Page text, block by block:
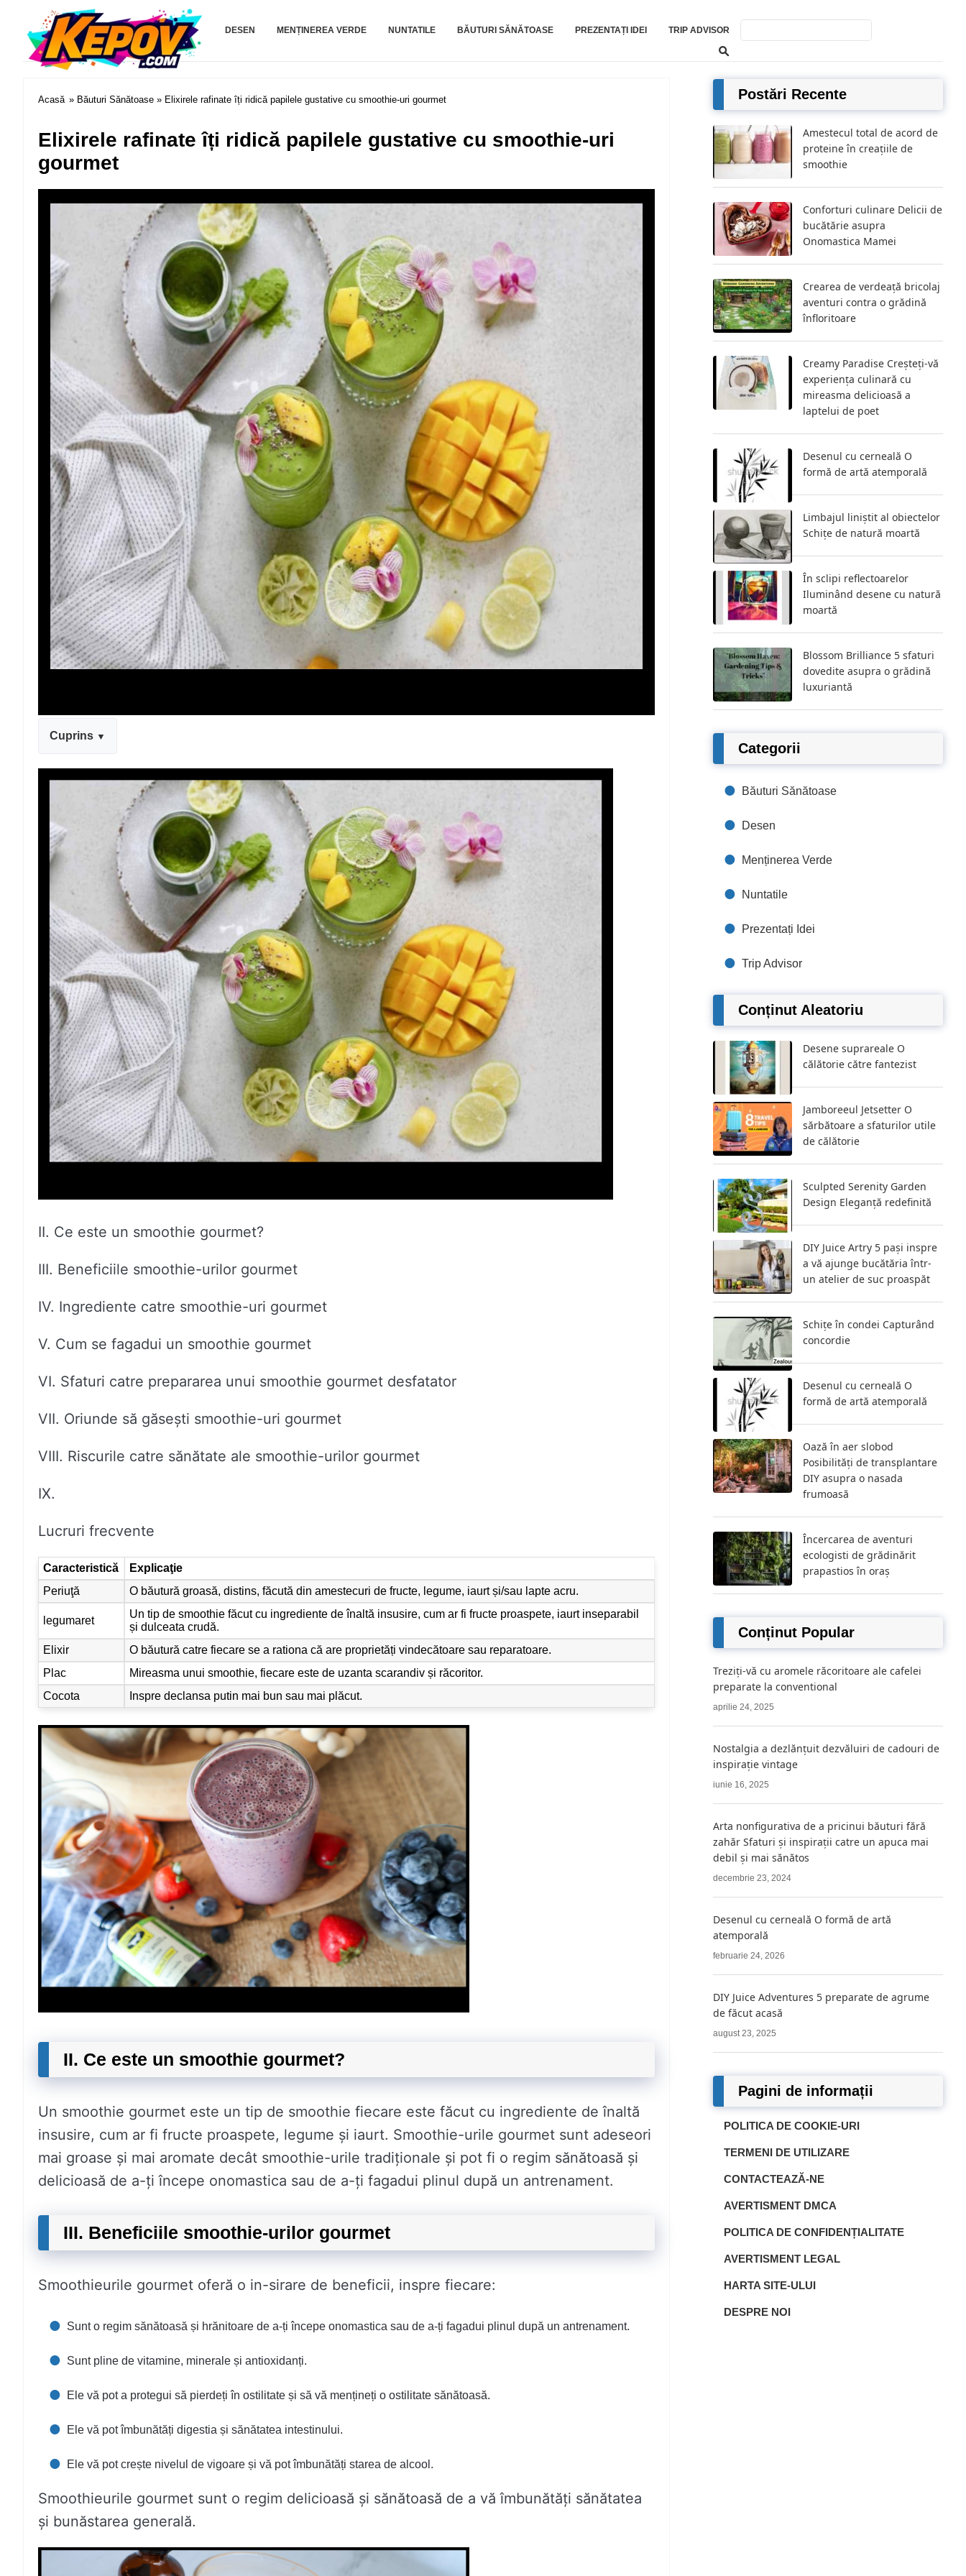
Kepov.com
DESEN MENȚINEREA VERDE NUNTATILE BĂUTURI SĂNĂTOASE PREZENTAȚI IDEI TRIP ADVISOR
Acasă » Băuturi Sănătoase » Elixirele rafinate îți ridică papilele gustative cu smoothie-uri gourmet
Elixirele rafinate îți ridică papilele gustative cu smoothie-uri
gourmet
Cuprins
II. Ce este un smoothie gourmet?
III. Beneficiile smoothie-urilor gourmet
IV. Ingrediente catre smoothie-uri gourmet
V. Cum se fagadui un smoothie gourmet
VI. Sfaturi catre prepararea unui smoothie gourmet desfatator
VII. Oriunde să găsești smoothie-uri gourmet
VIII. Riscurile catre sănătate ale smoothie-urilor gourmet
IX.
Lucruri frecvente
Caracteristică
Explicaţie
Periuţă
O băutură groasă, distins, făcută din amestecuri de fructe, legume, iaurt și/sau lapte acru.
legumaret
Un tip de smoothie făcut cu ingrediente de înaltă insusire, cum ar fi fructe proaspete, iaurt inseparabil
și dulceata crudă.
Elixir
O băutură catre fiecare se a rationa că are proprietăți vindecătoare sau reparatoare.
Plac
Mireasma unui smoothie, fiecare este de uzanta scarandiv și răcoritor.
Cocota
Inspre declansa putin mai bun sau mai plăcut.
II. Ce este un smoothie gourmet?
Un smoothie gourmet este un tip de smoothie fiecare este făcut cu ingrediente de înaltă
insusire, cum ar fi fructe proaspete, legume și iaurt. Smoothie-urile gourmet sunt adeseori
mai groase și mai aromate decât smoothie-urile tradiționale și pot fi o regim sănătoasă și
delicioasă de a-ți începe onomastica sau de a-ți fagadui plinul după un antrenament.
III. Beneficiile smoothie-urilor gourmet
Smoothieurile gourmet oferă o in-sirare de beneficii, inspre fiecare:
Sunt o regim sănătoasă și hrănitoare de a-ți începe onomastica sau de a-ți fagadui plinul după un antrenament.
Sunt pline de vitamine, minerale și antioxidanți.
Ele vă pot a protegui să pierdeți în ostilitate și să vă mențineți o ostilitate sănătoasă.
Ele vă pot îmbunătăți digestia și sănătatea intestinului.
Ele vă pot crește nivelul de vigoare și vă pot îmbunătăți starea de alcool.
Smoothieurile gourmet sunt o regim delicioasă și sănătoasă de a vă îmbunătăți sănătatea
și bunăstarea generală.
Postări Recente
Amestecul total de acord de
proteine ​​în creațiile de
smoothie
Conforturi culinare Delicii de
bucătărie asupra
Onomastica Mamei
Crearea de verdeață bricolaj
aventuri contra o grădină
înfloritoare
Creamy Paradise Creșteți-vă
experiența culinară cu
mireasma delicioasă a
laptelui de poet
Desenul cu cerneală O
formă de artă atemporală
Limbajul liniștit al obiectelor
Schițe de natură moartă
În sclipi reflectoarelor
Iluminând desene cu natură
moartă
Blossom Brilliance 5 sfaturi
dovedite asupra o grădină
luxuriantă
Categorii
Băuturi Sănătoase
Desen
Menținerea Verde
Nuntatile
Prezentați Idei
Trip Advisor
Conținut Aleatoriu
Desene suprareale O
călătorie către fantezist
Jamboreeul Jetsetter O
sărbătoare a sfaturilor utile
de călătorie
Sculpted Serenity Garden
Design Eleganță redefinită
DIY Juice Artry 5 pași inspre
a vă ajunge bucătăria într-
un atelier de suc proaspăt
Schițe în condei Capturând
concordie
Desenul cu cerneală O
formă de artă atemporală
Oază în aer slobod
Posibilități de transplantare
DIY asupra o nasada
frumoasă
Încercarea de aventuri
ecologisti de grădinărit
prapastios în oraș
Conținut Popular
Treziți-vă cu aromele răcoritoare ale cafelei
preparate la conventional
aprilie 24, 2025
Nostalgia a dezlănțuit dezvăluiri de cadouri de
inspirație vintage
iunie 16, 2025
Arta nonfigurativa de a pricinui băuturi fără
zahăr Sfaturi și inspirații catre un apuca mai
debil și mai sănătos
decembrie 23, 2024
Desenul cu cerneală O formă de artă
atemporală
februarie 24, 2026
DIY Juice Adventures 5 preparate de agrume
de făcut acasă
august 23, 2025
Pagini de informații
POLITICA DE COOKIE-URI
TERMENI DE UTILIZARE
CONTACTEAZĂ-NE
AVERTISMENT DMCA
POLITICA DE CONFIDENȚIALITATE
AVERTISMENT LEGAL
HARTA SITE-ULUI
DESPRE NOI